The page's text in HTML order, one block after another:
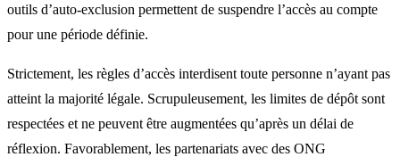
outils d’auto-exclusion permettent de suspendre l’accès au compte
pour une période définie.
Strictement, les règles d’accès interdisent toute personne n’ayant pas
atteint la majorité légale. Scrupuleusement, les limites de dépôt sont
respectées et ne peuvent être augmentées qu’après un délai de
réflexion. Favorablement, les partenariats avec des ONG